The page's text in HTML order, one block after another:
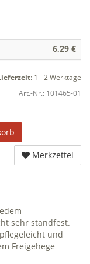
6,29 €
: 1 - 2 Werktage
Art.-Nr.: 101465-01
Merkzettel
sehr standfest.
und
Freigehege